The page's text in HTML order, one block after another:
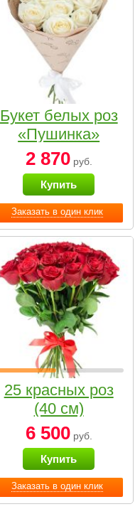
Заказать в один клик
Букет белых роз
«Пушинка»
2 870руб.
Купить
Заказать в один клик
25 красных роз
(40 см)
6 500руб.
Купить